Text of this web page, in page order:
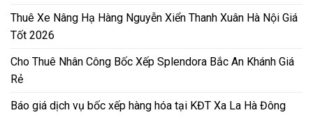
Thuê Xe Nâng Hạ Hàng Nguyễn Xiển Thanh Xuân Hà Nội Giá
Tốt 2026
Cho Thuê Nhân Công Bốc Xếp Splendora Bắc An Khánh Giá
Rẻ
Báo giá dịch vụ bốc xếp hàng hóa tại KĐT Xa La Hà Đông